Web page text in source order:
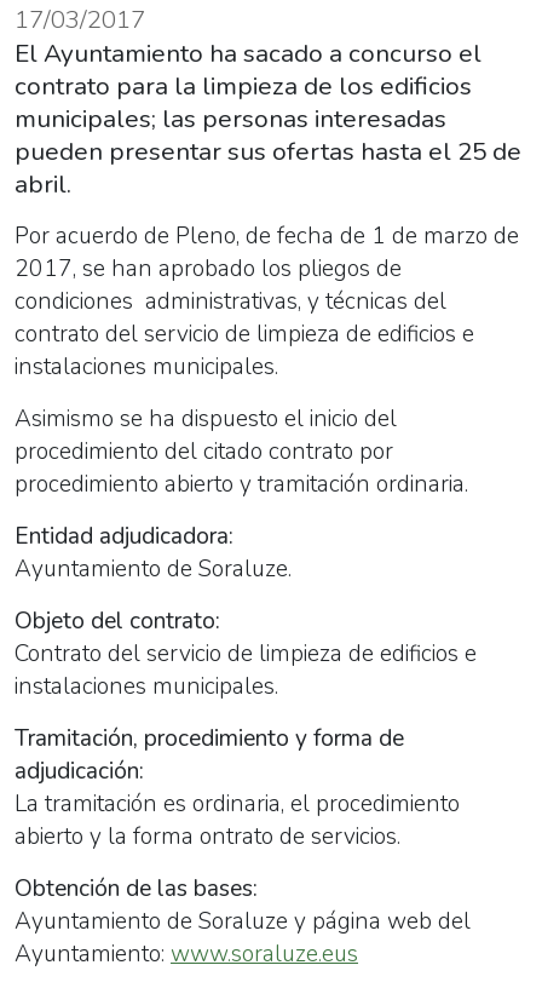
17/03/2017
El Ayuntamiento ha sacado a concurso el
contrato para la limpieza de los edificios
municipales; las personas interesadas
pueden presentar sus ofertas hasta el 25 de
abril.
Por acuerdo de Pleno, de fecha de 1 de marzo de
2017, se han aprobado los pliegos de
condiciones administrativas, y técnicas del
contrato del servicio de limpieza de edificios e
instalaciones municipales.
Asimismo se ha dispuesto el inicio del
procedimiento del citado contrato por
procedimiento abierto y tramitación ordinaria.
Entidad adjudicadora:
Ayuntamiento de Soraluze.
Objeto del contrato:
Contrato del servicio de limpieza de edificios e
instalaciones municipales.
Tramitación, procedimiento y forma de
adjudicación:
La tramitación es ordinaria, el procedimiento
abierto y la forma ontrato de servicios.
Obtención de las bases:
Ayuntamiento de Soraluze y página web del
Ayuntamiento: www.soraluze.eus